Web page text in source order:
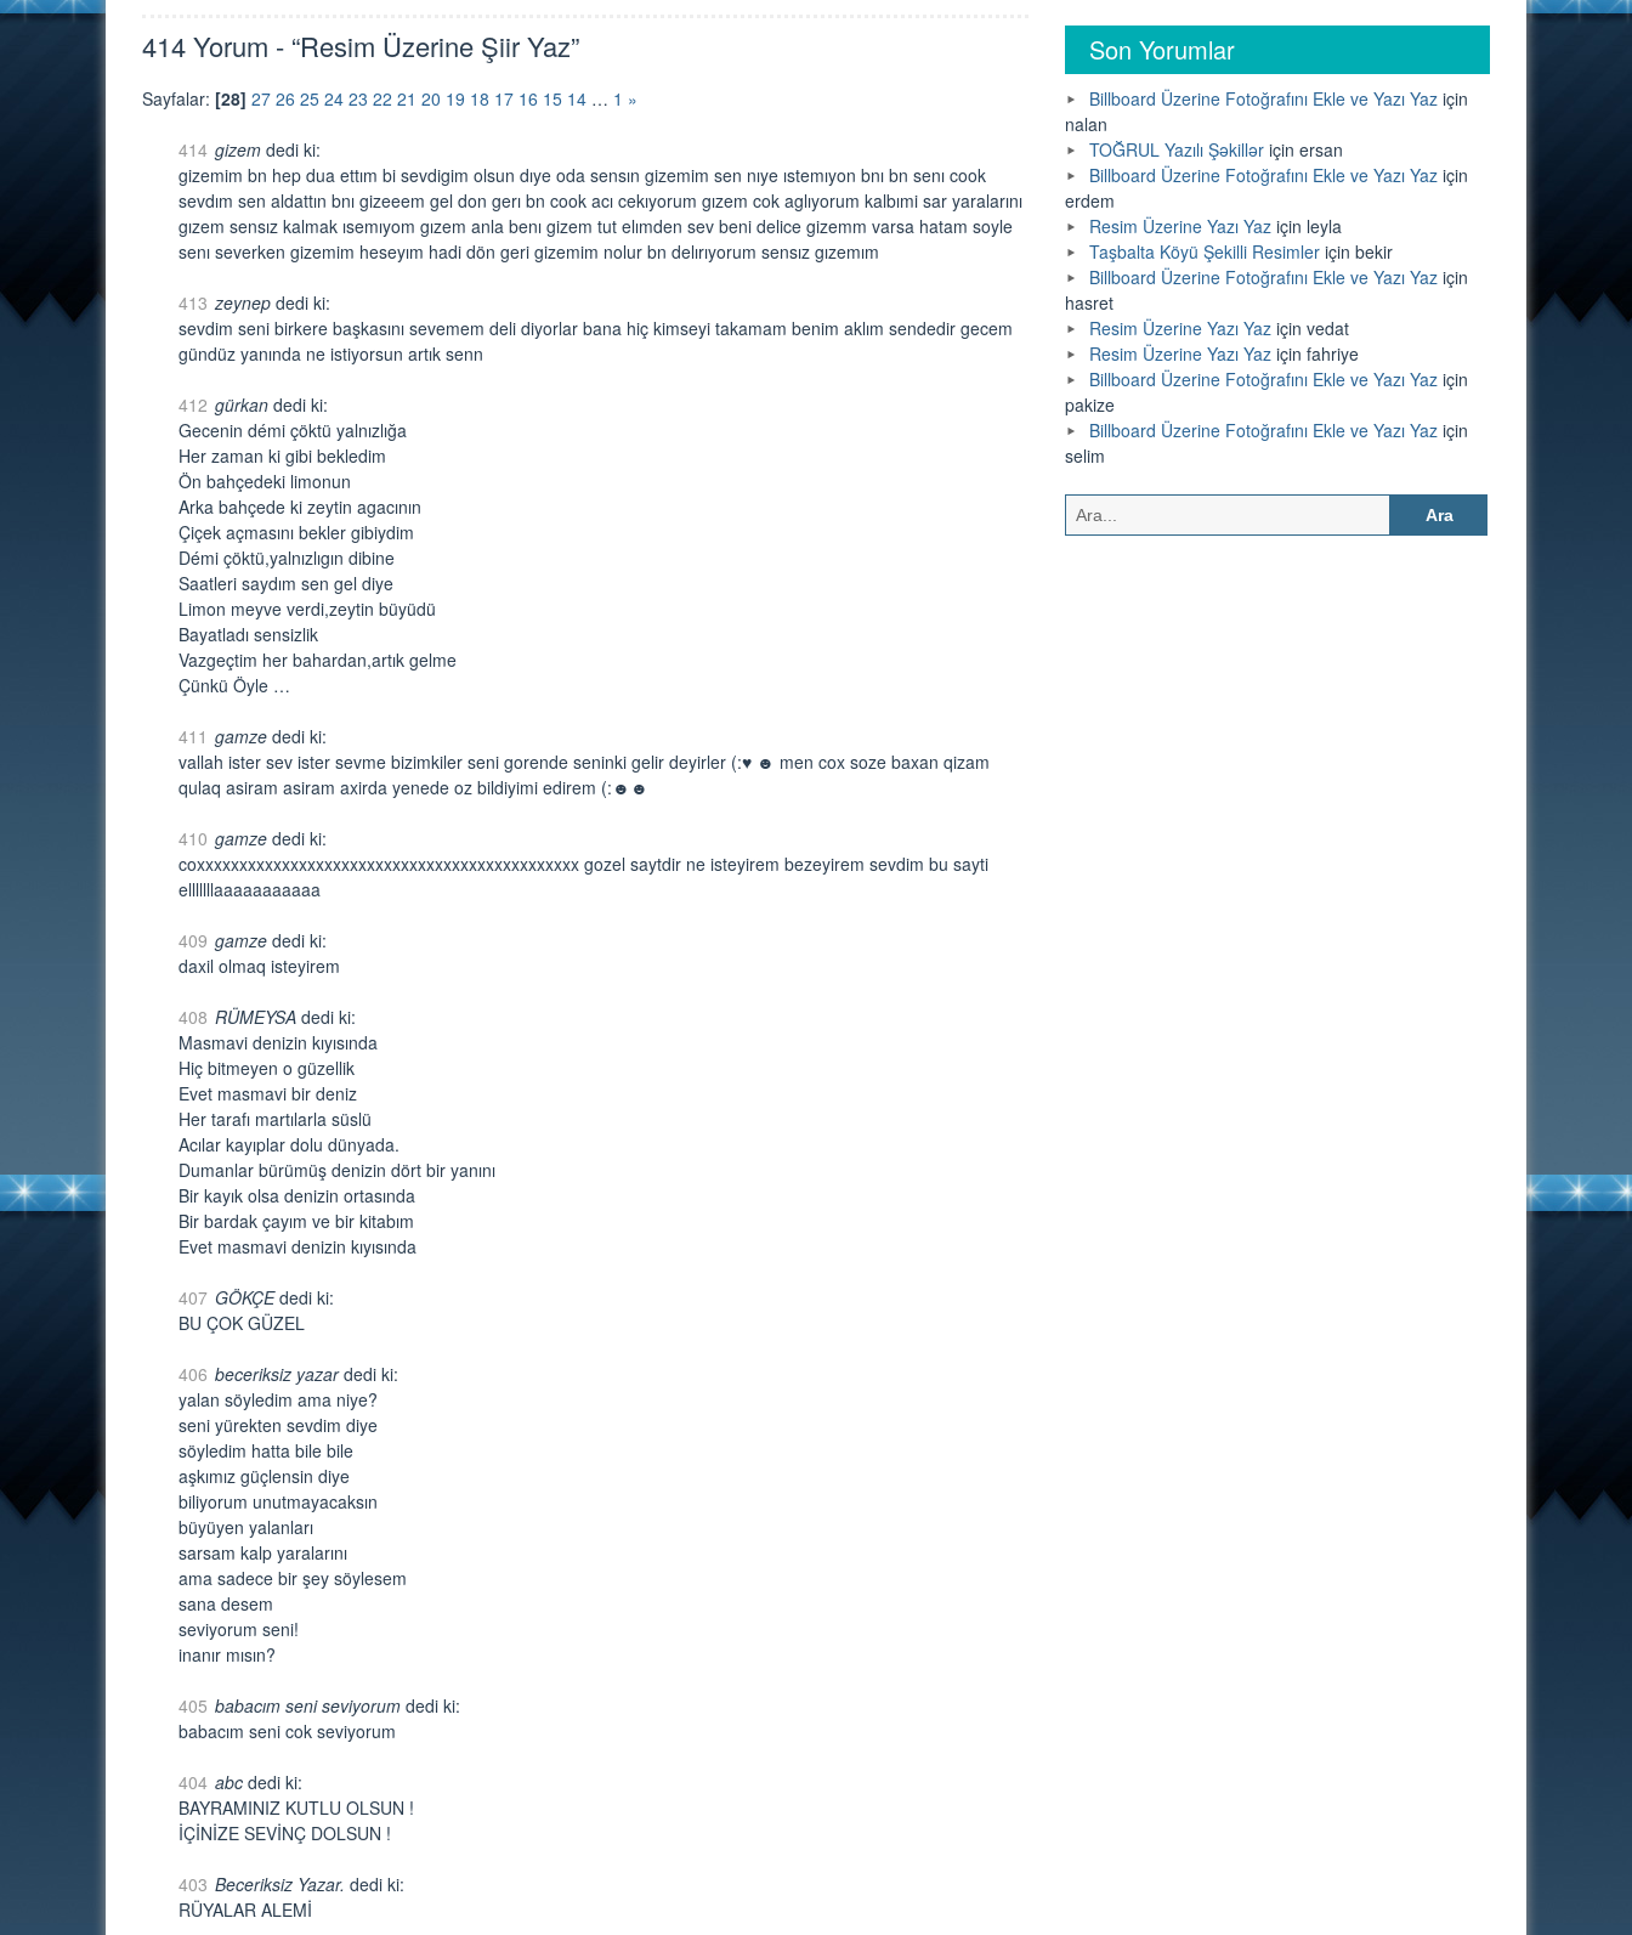
414 Yorum - “Resim Üzerine Şiir Yaz”
Sayfalar: [28] 27 26 25 24 23 22 21 20 19 18 17 16 15 14 … 1 »
414 gizem dedi ki:
gizemim bn hep dua ettım bi sevdigim olsun dıye oda sensın gizemim sen nıye ıstemıyon bnı bn senı cook
sevdım sen aldattın bnı gizeeem gel don gerı bn cook acı cekıyorum gızem cok aglıyorum kalbımi sar yaralarını
gızem sensız kalmak ısemıyom gızem anla benı gizem tut elımden sev beni delice gizemm varsa hatam soyle
senı severken gizemim heseyım hadi dön geri gizemim nolur bn delırıyorum sensız gızemım
413 zeynep dedi ki:
sevdim seni birkere başkasını sevemem deli diyorlar bana hiç kimseyi takamam benim aklım sendedir gecem
gündüz yanında ne istiyorsun artık senn
412 gürkan dedi ki:
Gecenin démi çöktü yalnızlığa
Her zaman ki gibi bekledim
Ön bahçedeki limonun
Arka bahçede ki zeytin agacının
Çiçek açmasını bekler gibiydim
Démi çöktü,yalnızlıgın dibine
Saatleri saydım sen gel diye
Limon meyve verdi,zeytin büyüdü
Bayatladı sensizlik
Vazgeçtim her bahardan,artık gelme
Çünkü Öyle …
411 gamze dedi ki:
vallah ister sev ister sevme bizimkiler seni gorende seninki gelir deyirler (:♥ ☻ men cox soze baxan qizam
qulaq asiram asiram axirda yenede oz bildiyimi edirem (:☻☻
410 gamze dedi ki:
coxxxxxxxxxxxxxxxxxxxxxxxxxxxxxxxxxxxxxxxxxxxxx gozel saytdir ne isteyirem bezeyirem sevdim bu sayti
elllllllaaaaaaaaaaa
409 gamze dedi ki:
daxil olmaq isteyirem
408 RÜMEYSA dedi ki:
Masmavi denizin kıyısında
Hiç bitmeyen o güzellik
Evet masmavi bir deniz
Her tarafı martılarla süslü
Acılar kayıplar dolu dünyada.
Dumanlar bürümüş denizin dört bir yanını
Bir kayık olsa denizin ortasında
Bir bardak çayım ve bir kitabım
Evet masmavi denizin kıyısında
407 GÖKÇEdedi ki:
BU ÇOK GÜZEL
406 beceriksiz yazardedi ki:
yalan söyledim ama niye?
seni yürekten sevdim diye
söyledim hatta bile bile
aşkımız güçlensin diye
biliyorum unutmayacaksın
büyüyen yalanları
sarsam kalp yaralarını
ama sadece bir şey söylesem
sana desem
seviyorum seni!
inanır mısın?
405 babacım seni seviyorum dedi ki:
babacım seni cok seviyorum
404 abc dedi ki:
BAYRAMINIZ KUTLU OLSUN !
İÇİNİZE SEVİNÇ DOLSUN !
403 Beceriksiz Yazar. dedi ki:
RÜYALAR ALEMİ
Son Yorumlar
Billboard Üzerine Fotoğrafını Ekle ve Yazı Yaz için
nalan
TOĞRUL Yazılı Şəkillər için ersan
Billboard Üzerine Fotoğrafını Ekle ve Yazı Yaz için
erdem
Resim Üzerine Yazı Yaz için leyla
Taşbalta Köyü Şekilli Resimler için bekir
Billboard Üzerine Fotoğrafını Ekle ve Yazı Yaz için
hasret
Resim Üzerine Yazı Yaz için vedat
Resim Üzerine Yazı Yaz için fahriye
Billboard Üzerine Fotoğrafını Ekle ve Yazı Yaz için
pakize
Billboard Üzerine Fotoğrafını Ekle ve Yazı Yaz için
selim
Arama: